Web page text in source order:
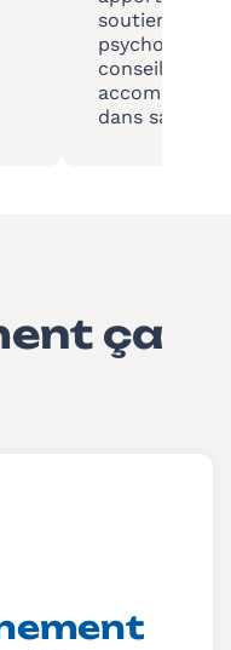
soutien
conseil et
dans sa
ça